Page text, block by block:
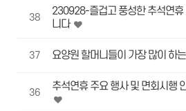
38
230928-즐겁고 풍성한 추석연휴
니다
37 요양원 할머니들이 가장 많이 하
36
추석연휴 주요 행사 및 면회시행